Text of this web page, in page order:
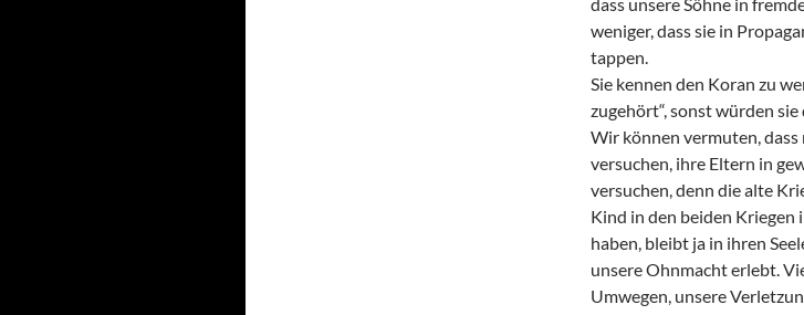
weniger, dass sie in
tappen.
Sie kennen den Koran zu
zugehört“, sonst würden
Wir können vermuten,
versuchen, ihre Eltern in
versuchen, denn die alte
Kind in den beiden Kriegen
haben, bleibt ja in ihren
unsere Ohnmacht erlebt.
Umwegen, unsere